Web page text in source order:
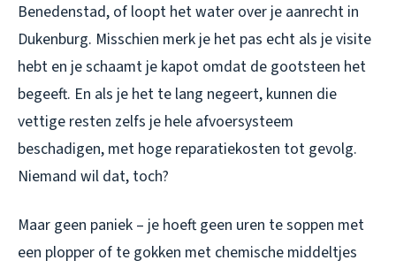
Benedenstad, of loopt het water over je aanrecht in
Dukenburg. Misschien merk je het pas echt als je visite
hebt en je schaamt je kapot omdat de gootsteen het
begeeft. En als je het te lang negeert, kunnen die
vettige resten zelfs je hele afvoersysteem
beschadigen, met hoge reparatiekosten tot gevolg.
Niemand wil dat, toch?
Maar geen paniek – je hoeft geen uren te soppen met
een plopper of te gokken met chemische middeltjes